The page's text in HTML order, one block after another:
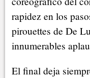
rapidez en los
pirouettes de De
innumerables
El final deja